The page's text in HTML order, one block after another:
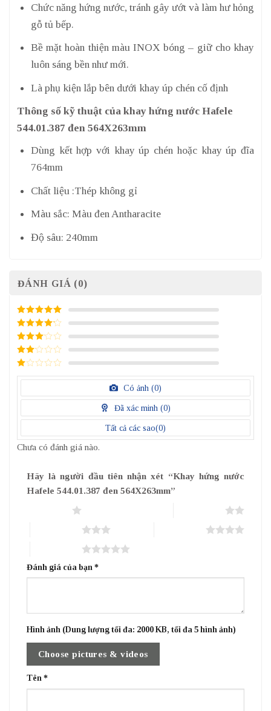
Chức năng hứng nước, tránh gây ướt và làm hư hỏng
gỗ tủ bếp.
Bề mặt hoàn thiện màu INOX bóng – giữ cho khay
luôn sáng bền như mới.
Là phụ kiện lắp bên dưới khay úp chén cố định
Thông số kỹ thuật của khay hứng nước Hafele
544.01.387 đen 564X263mm
Dùng kết hợp với khay úp chén hoặc khay úp đĩa
764mm
Chất liệu :Thép không gỉ
Màu sắc: Màu đen Antharacite
Độ sâu: 240mm
ĐÁNH GIÁ (0)
5/ 5 điểm
4/ 5
điểm
3/ 5
điểm
2/
điểm
1
điểm
Có ảnh (0)
Đã xác minh (0)
Tất cả các sao(0)
Chưa có đánh giá nào.
Hãy là người đầu tiên nhận xét “Khay hứng nước
Hafele 544.01.387 đen 564X263mm”
Đánh giá của bạn *
Hình ảnh (Dung lượng tối đa: 2000 KB, tối đa 5 hình ảnh)
Choose pictures & videos
Tên *